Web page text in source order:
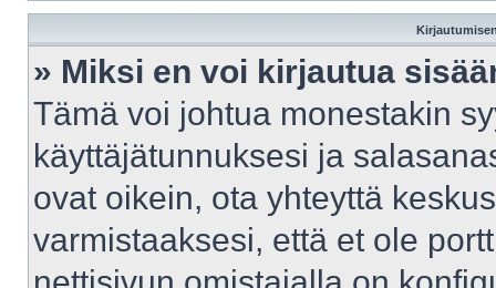
» Miksi en voi kirjautua
Tämä voi johtua monestakin
käyttäjätunnuksesi ja
ovat oikein, ota yhteyttä
varmistaaksesi, että et ole